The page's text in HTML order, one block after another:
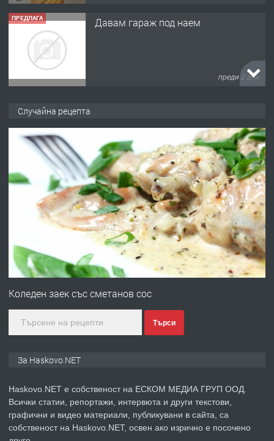
ПРЕДЛАГА Давам гараж под наем
преди 2 дни
градската градина!
преди 2 дни
ПРЕДЛАГА
ПРОСТОРЕН ТРИСТАЕН
АПАРТАМЕНТ В НОВА СГРАДА КВ.
КУБА
преди 3 дни
ПРЕДЛАГА
Продавам парцел в гр. Хасково кв.
асфалт 0889 537 426
преди 3 дни
ПРЕДЛАГА №4119 Едностаен обзаведен
Случайна рецепта
Коледен заек със сметанов сос
Търси
За Haskovo.NET
Haskovo.NET е собственост на ЕСКОМ МЕДИА ГРУП ООД.
Всички статии, репортажи, интервюта и други текстови,
графични и видео материали, публикувани в сайта, са
собственост на Haskovo.NET, освен ако изрично е посочено